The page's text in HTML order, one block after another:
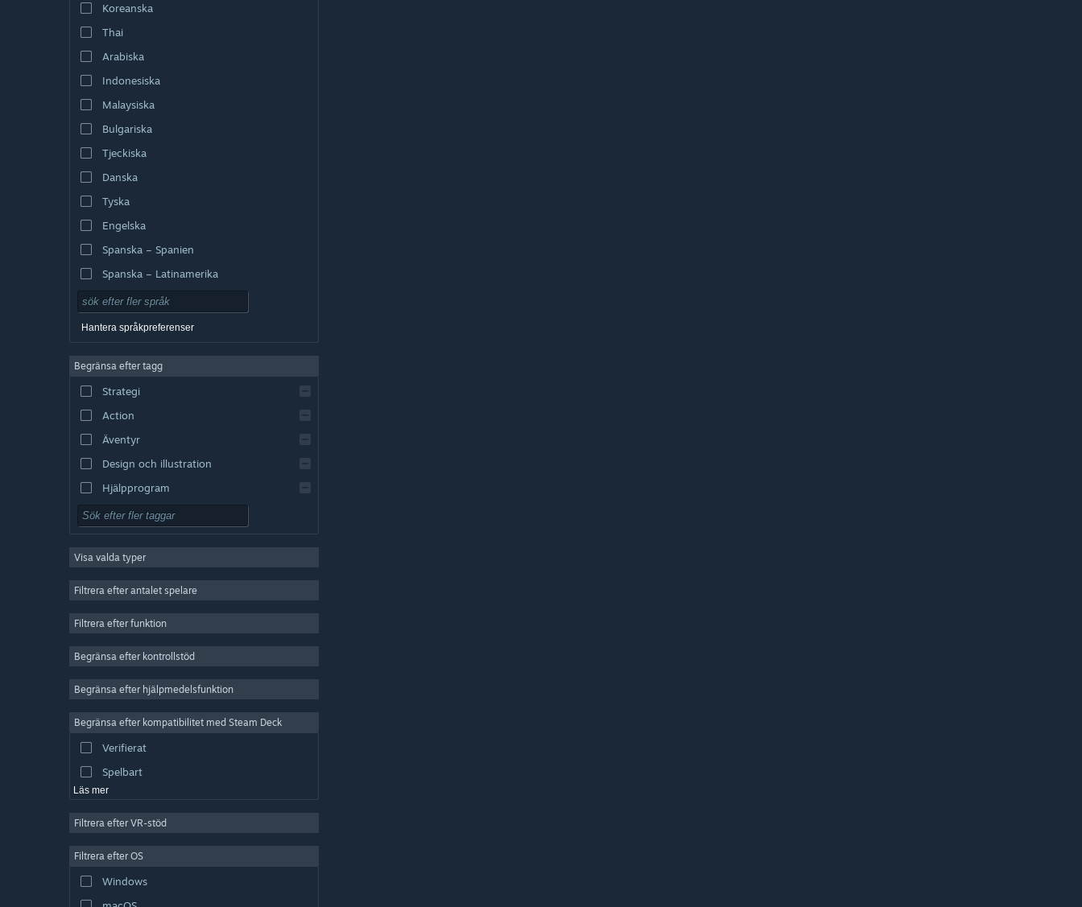
Koreanska
Thai
Arabiska
Indonesiska
Malaysiska
Bulgariska
Tjeckiska
Danska
Tyska
Engelska
Spanska – Spanien
Spanska – Latinamerika
Hantera språkpreferenser
Begränsa efter tagg
Strategi
Action
Äventyr
Design och illustration
Hjälpprogram
Gratis att spela
MMO
Indie
Simulering
Videoproduktion
Bildredigering
Visa valda typer
Filtrera efter antalet spelare
Filtrera efter funktion
Begränsa efter kontrollstöd
Begränsa efter hjälpmedelsfunktion
Begränsa efter kompatibilitet med Steam Deck
Verifierat
Spelbart
Läs mer
Filtrera efter VR-stöd
Filtrera efter OS
Windows